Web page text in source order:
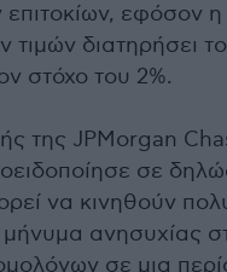
εφόσον
τιμών διατηρήσει
στόχο του 2%.
της JPMorgan
σε
να κινηθούν
μήνυμα ανησυχίας
σε μια